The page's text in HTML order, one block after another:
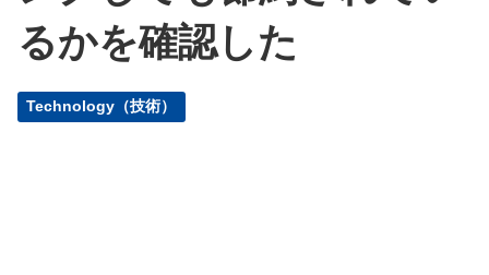
るかを確認した
Technology（技術）